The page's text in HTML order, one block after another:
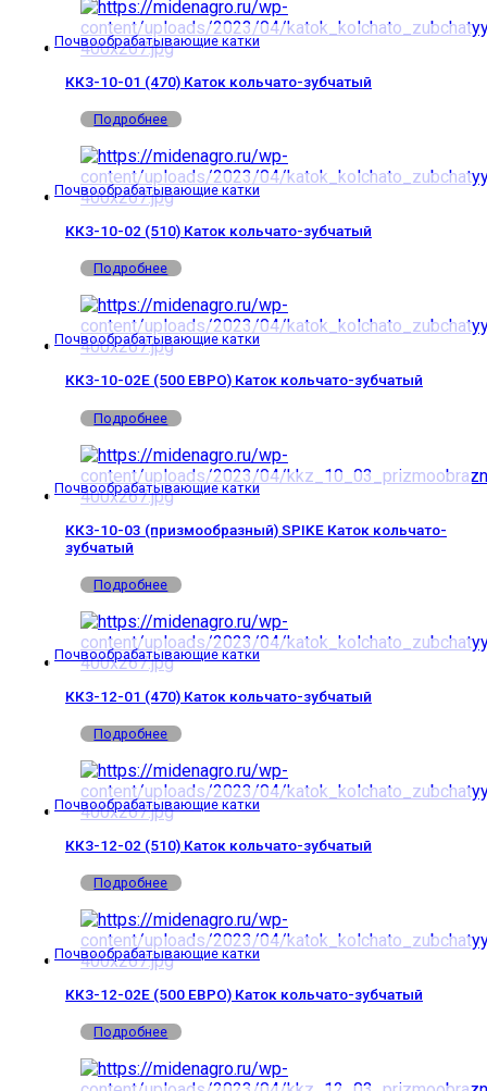
Почвообрабатывающие катки
ККЗ-10-01 (470) Каток кольчато-зубчатый
Подробнее
Почвообрабатывающие катки
ККЗ-10-02 (510) Каток кольчато-зубчатый
Подробнее
Почвообрабатывающие катки
ККЗ-10-02Е (500 ЕВРО) Каток кольчато-зубчатый
Подробнее
Почвообрабатывающие катки
ККЗ-10-03 (призмообразный) SPIKE Каток кольчато-
зубчатый
Подробнее
Почвообрабатывающие катки
ККЗ-12-01 (470) Каток кольчато-зубчатый
Подробнее
Почвообрабатывающие катки
ККЗ-12-02 (510) Каток кольчато-зубчатый
Подробнее
Почвообрабатывающие катки
ККЗ-12-02Е (500 ЕВРО) Каток кольчато-зубчатый
Подробнее